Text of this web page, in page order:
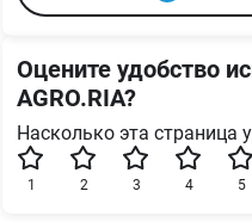
Оцените удобство
AGRO.RIA?
Насколько эта страница
5
4
3
2
1